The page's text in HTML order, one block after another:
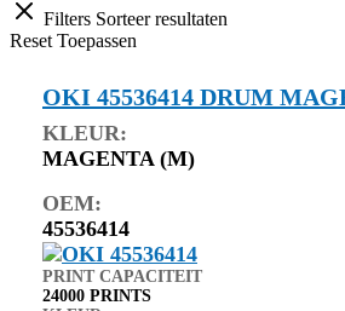
Filters Sorteer resultaten
Reset Toepassen
OKI 45536414 DRUM
KLEUR:
MAGENTA (M)
OEM:
45536414
PRINT CAPACITEIT
24000 PRINTS